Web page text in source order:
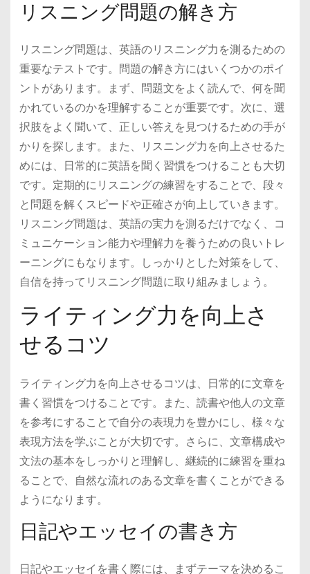
リスニング問題の解き方
リスニング問題は、英語のリスニング力を測るための
重要なテストです。問題の解き方にはいくつかのポイ
ントがあります。まず、問題文をよく読んで、何を聞
かれているのかを理解することが重要です。次に、選
択肢をよく聞いて、正しい答えを見つけるための手が
かりを探します。また、リスニング力を向上させるた
めには、日常的に英語を聞く習慣をつけることも大切
です。定期的にリスニングの練習をすることで、段々
と問題を解くスピードや正確さが向上していきます。
リスニング問題は、英語の実力を測るだけでなく、コ
ミュニケーション能力や理解力を養うための良いトレ
ーニングにもなります。しっかりとした対策をして、
自信を持ってリスニング問題に取り組みましょう。
ライティング力を向上さ
せるコツ
ライティング力を向上させるコツは、日常的に文章を
書く習慣をつけることです。また、読書や他人の文章
を参考にすることで自分の表現力を豊かにし、様々な
表現方法を学ぶことが大切です。さらに、文章構成や
文法の基本をしっかりと理解し、継続的に練習を重ね
ることで、自然な流れのある文章を書くことができる
ようになります。
日記やエッセイの書き方
日記やエッセイを書く際には、まずテーマを決めるこ